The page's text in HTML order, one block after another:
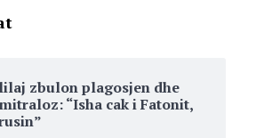
zbulon plagosjen dhe
“Isha cak i Fatonit,